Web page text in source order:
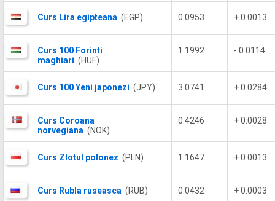
Curs Lira egipteana (EGP) 0.0953 + 0.0013
Curs 100 Forinti
maghiari (HUF)
1.1992 - 0.0114
Curs 100 Yeni japonezi (JPY) 3.0741 + 0.0284
Curs Coroana
norvegiana (NOK)
0.4246 + 0.0028
Curs Zlotul polonez (PLN) 1.1647 + 0.0013
Curs Rubla ruseasca (RUB) 0.0432 + 0.0003